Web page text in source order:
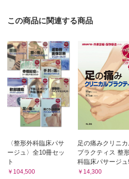
この商品に関連する商品
〈整形外科臨床パサ
ージュ〉全10冊セッ
ト
￥104,500
足の痛みクリニ
プラクティス 整
科臨床パサージュ
￥14,300